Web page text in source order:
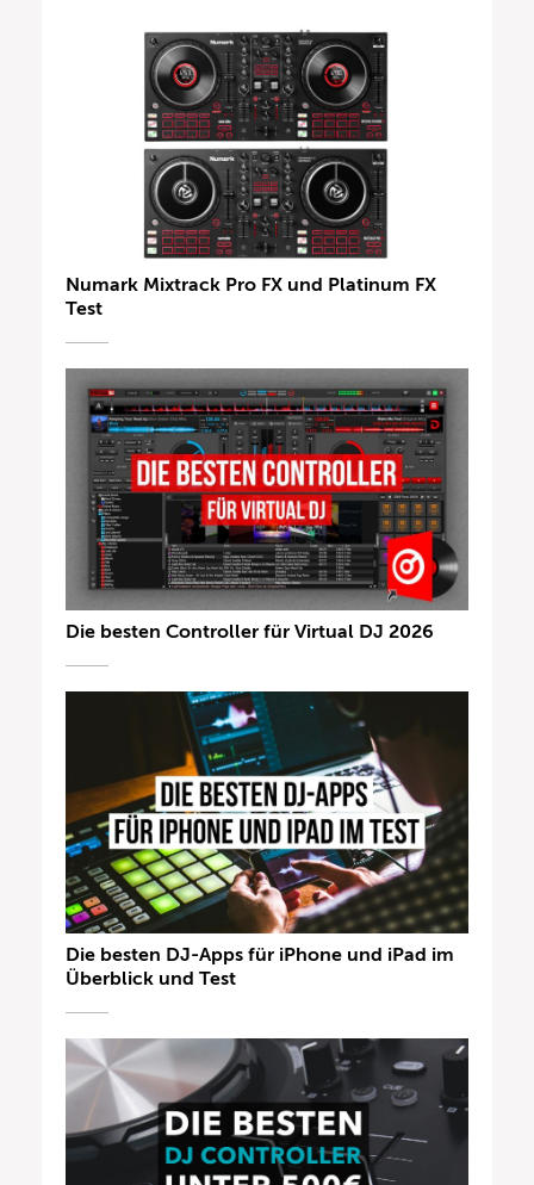
Numark Mixtrack Pro FX und Platinum FX
Test
Die besten Controller für Virtual DJ 2026
Die besten DJ-Apps für iPhone und iPad im
Überblick und Test